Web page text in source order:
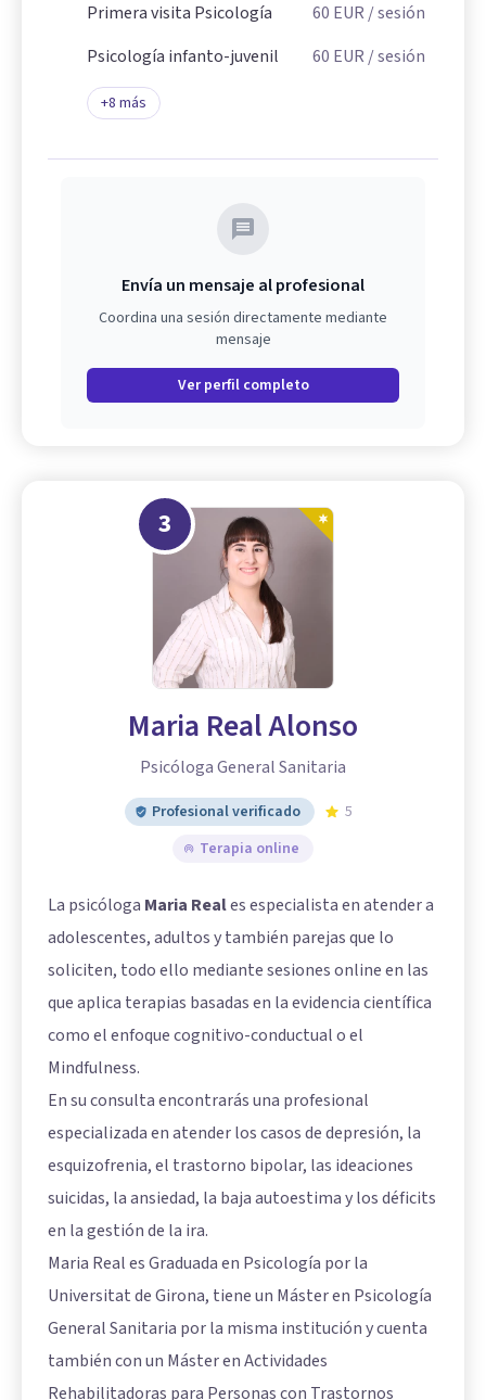
Primera visita Psicología
60 EUR / sesión
Psicología infanto-juvenil
60 EUR / sesión
+8 más
Envía un mensaje al profesional
Coordina una sesión directamente mediante
mensaje
Ver perfil completo
3
Maria Real Alonso
Psicóloga General Sanitaria
Profesional verificado
5
Terapia online
La psicóloga Maria Reales especialista en atender a
adolescentes, adultos y también parejas que lo
soliciten, todo ello mediante sesiones online en las
que aplica terapias basadas en la evidencia científica
como el enfoque cognitivo-conductual o el
Mindfulness.
En su consulta encontrarás una profesional
especializada en atender los casos de depresión, la
esquizofrenia, el trastorno bipolar, las ideaciones
suicidas, la ansiedad, la baja autoestima y los déficits
en la gestión de la ira.
Maria Real es Graduada en Psicología por la
Universitat de Girona, tiene un Máster en Psicología
General Sanitaria por la misma institución y cuenta
también con un Máster en Actividades
Rehabilitadoras para Personas con Trastornos